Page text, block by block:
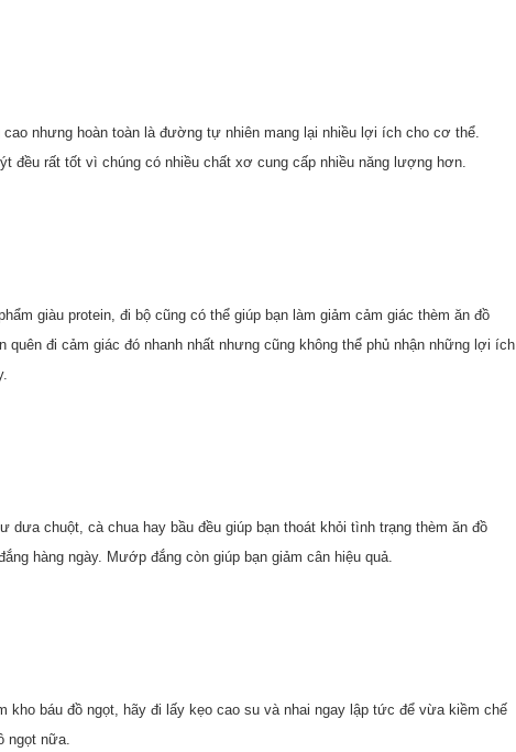
nhưng hoàn toàn là đường tự nhiên mang lại nhiều lợi ích cho cơ thể.
đều rất tốt vì chúng có nhiều chất xơ cung cấp nhiều năng lượng hơn.
giàu protein, đi bộ cũng có thể giúp bạn làm giảm cảm giác thèm ăn đồ
quên đi cảm giác đó nhanh nhất nhưng cũng không thể phủ nhận những lợi ích
dưa chuột, cà chua hay bầu đều giúp bạn thoát khỏi tình trạng thèm ăn đồ
hàng ngày. Mướp đắng còn giúp bạn giảm cân hiệu quả.
kho báu đồ ngọt, hãy đi lấy kẹo cao su và nhai ngay lập tức để vừa kiềm chế
ngọt nữa.